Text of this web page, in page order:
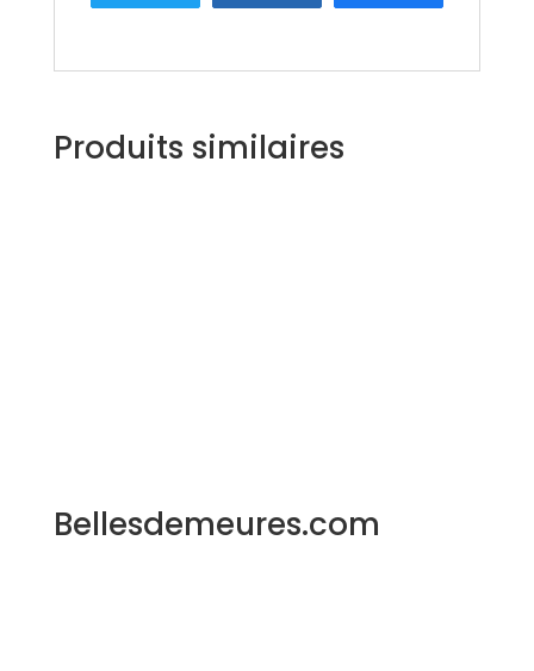
Produits similaires
Bellesdemeures.com